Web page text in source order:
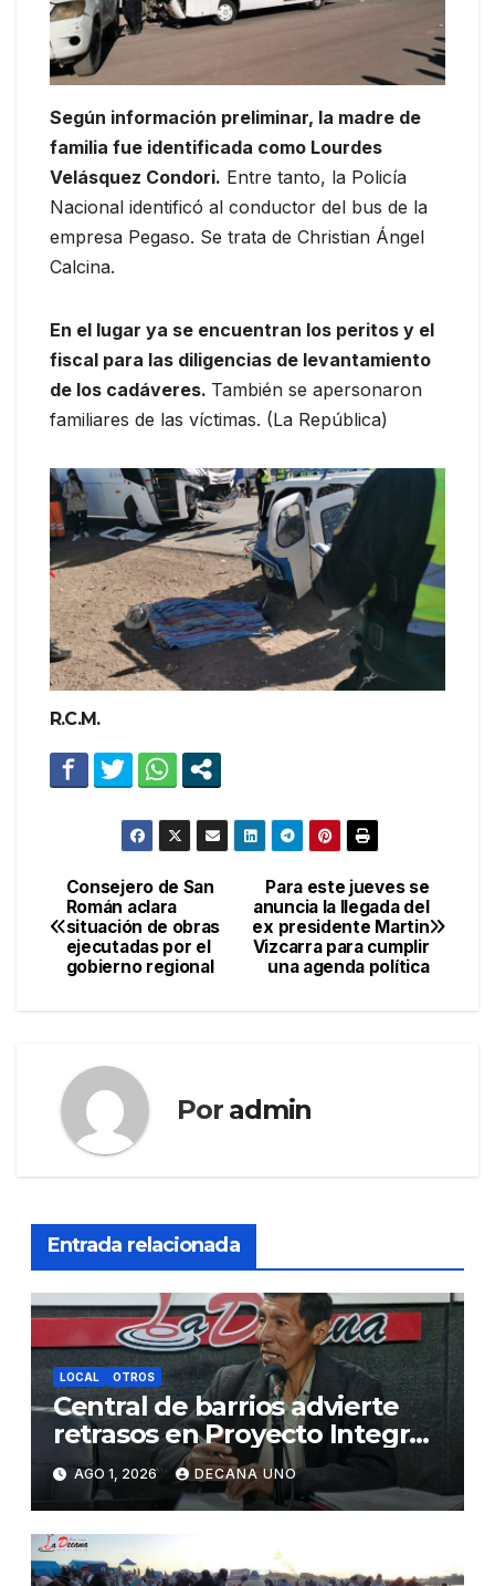
Según información preliminar, la madre de
familia fue identificada como Lourdes
Velásquez Condori. Entre tanto, la Policía
Nacional identificó al conductor del bus de la
empresa Pegaso. Se trata de Christian Ángel
Calcina.
En el lugar ya se encuentran los peritos y el
fiscal para las diligencias de levantamiento
de los cadáveres. También se apersonaron
familiares de las víctimas. (La República)
R.C.M.
Navegación
de
entradas
Para este jueves se
anuncia la llegada del
ex presidente Martin
Vizcarra para cumplir
una agenda política
Consejero de San
Román aclara
situación de obras
ejecutadas por el
gobierno regional
Por admin
Entrada relacionada
LOCAL OTROS
Central de barrios advierte
retrasos en Proyecto Integral
de Agua y Alcantarillado para
Juliaca
AGO 1, 2026 DECANA UNO